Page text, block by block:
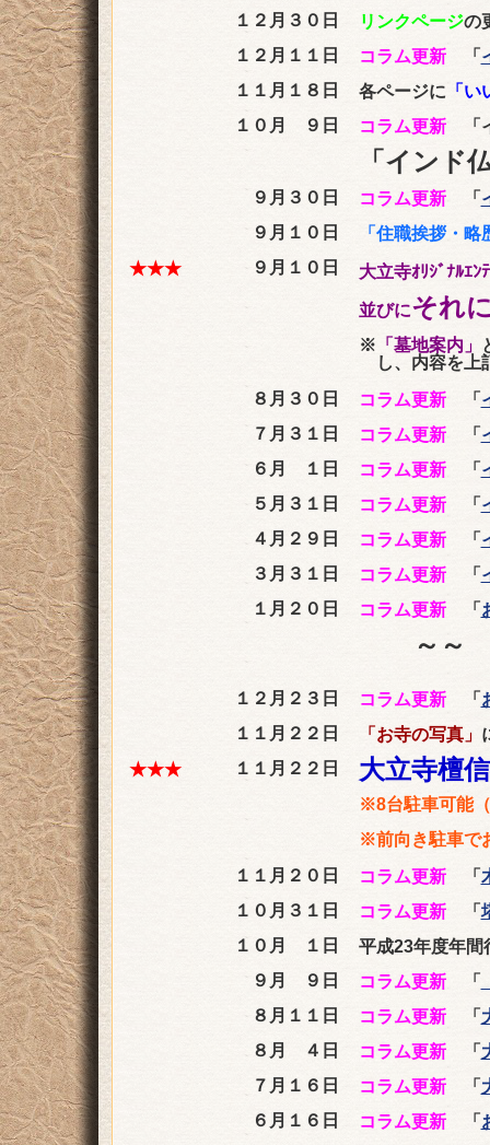
１２月３０日 リンクページの
１２月１１日
コラム更新「
１１月１８日
各ページに 「
１０月 ９日
コラム更新「イ
「インド
９月３０日 コラム更新「
９月１０日
「住職挨拶・略
★★★
９月１０日 大立寺ｵﾘｼﾞﾅﾙｴﾝ
並びにそれ
※ 「墓地案内」
し、内容を上
８月３０日
コラム更新「
７月３１日
コラム更新「
６月 １日
コラム更新「
５月３１日
コラム更新「
４月２９日
コラム更新「
３月３１日
コラム更新「
１月２０日
コラム更新「
～～
１２月２３日 コラム更新「
１１月２２日
「お寺の写真」
★★★
１１月２２日 大立寺檀
※8台駐車可能
※前向き駐車で
１１月２０日
コラム更新「
１０月３１日
コラム更新「
１０月 １日
平成23年度年間
９月 ９日
コラム更新「
８月１１日
コラム更新「
８月 ４日
コラム更新「
７月１６日
コラム更新「
６月１６日
コラム更新「